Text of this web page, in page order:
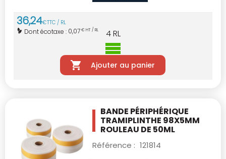
36,24€TTC / RL
Dont écotaxe : 0,07€ HT / RL 4RL
Ajouter au panier
BANDE PÉRIPHÉRIQUE
TRAMIPLINTHE 98X5MM
ROULEAU DE 50ML
Référence : 121814